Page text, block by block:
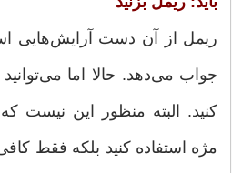
ریمل از آن دست آرایش‌هایی
جواب می‌دهد. حالا اما
كنید. البته منظور این نیست
مژه استفاده كنید بلكه فقط